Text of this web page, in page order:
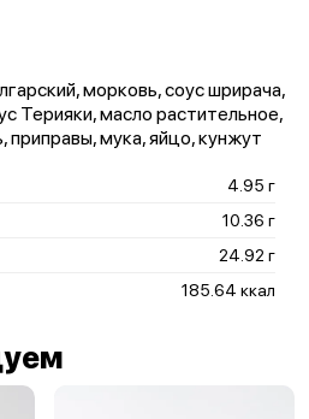
морковь, соус шрирача,
Терияки, масло растительное,
приправы, мука, яйцо, кунжут
4.95 г
10.36 г
24.92 г
185.64 ккал